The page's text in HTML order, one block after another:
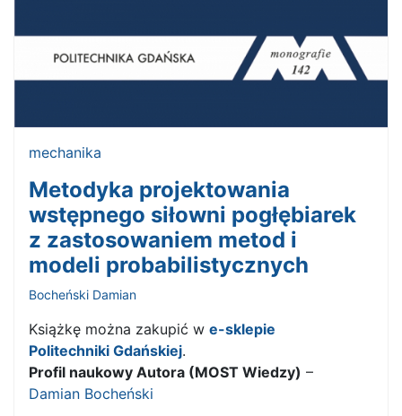
mechanika
Metodyka projektowania
wstępnego siłowni pogłębiarek
z zastosowaniem metod i
modeli probabilistycznych
Bocheński Damian
Książkę można zakupić w e-sklepie
Politechniki Gdańskiej.
Profil naukowy Autora (MOST Wiedzy) –
Damian Bocheński